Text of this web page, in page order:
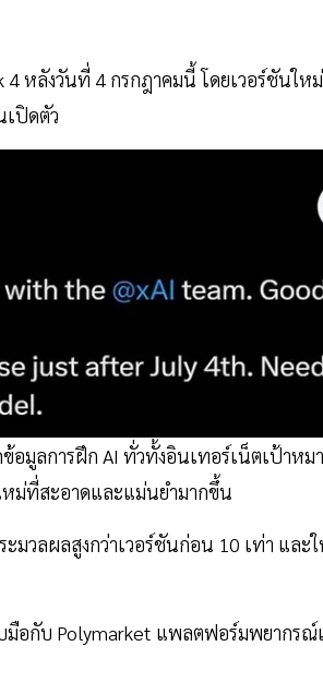
4 หลังวันที่ 4 กรกฎาคมนี้ โดยเวอร์ชันใ
เปิดตัว
อมูลการฝึก AI ทั่วทั้งอินเทอร์เน็ตเป้าห
หม่ที่สะอาดและแม่นยำมากขึ้น
วลผลสูงกว่าเวอร์ชันก่อน 10 เท่า และ
อกับ Polymarket แพลตฟอร์มพยากร